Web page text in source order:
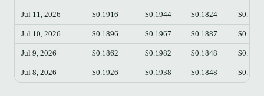
Jul 11, 2026 $0.1916 $0.1944 $0.1824 $0.1824
Jul 10, 2026 $0.1896 $0.1967 $0.1887 $0.1916
Jul 9, 2026 $0.1862 $0.1982 $0.1848 $0.1897
Jul 8, 2026 $0.1926 $0.1938 $0.1848 $0.1861